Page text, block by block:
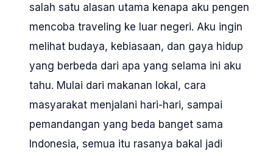
salah satu alasan utama kenapa aku pengen
mencoba traveling ke luar negeri. Aku ingin
melihat budaya, kebiasaan, dan gaya hidup
yang berbeda dari apa yang selama ini aku
tahu. Mulai dari makanan lokal, cara
masyarakat menjalani hari-hari, sampai
pemandangan yang beda banget sama
Indonesia, semua itu rasanya bakal jadi